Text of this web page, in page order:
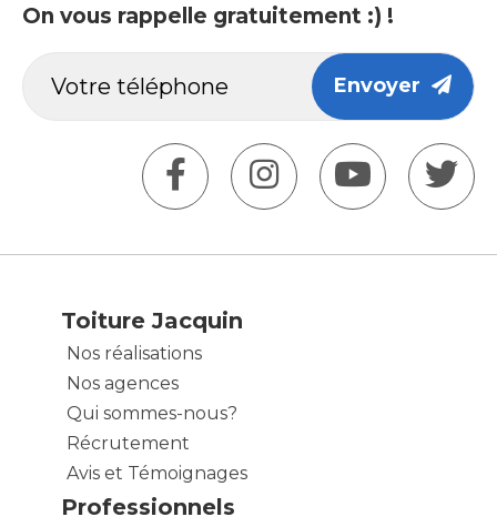
On vous rappelle gratuitement :) !
Envoyer
Toiture Jacquin
Nos réalisations
Nos agences
Qui sommes-nous?
Récrutement
Avis et Témoignages
Professionnels